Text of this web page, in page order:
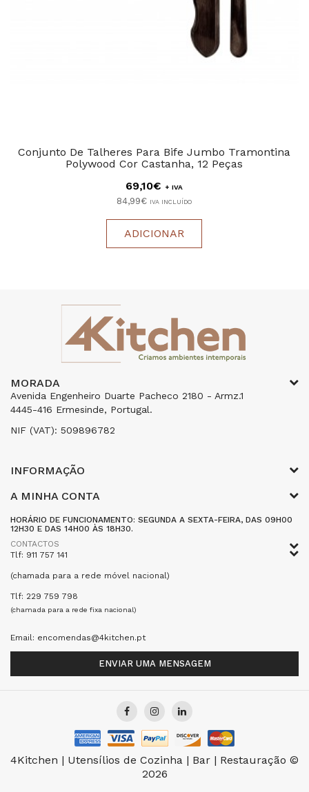
Conjunto De Talheres Para Bife Jumbo Tramontina
Polywood Cor Castanha, 12 Peças
69,10€+ IVA
84,99€ IVA INCLUÍDO
ADICIONAR
MORADA
Avenida Engenheiro Duarte Pacheco 2180 - Armz.1
4445-416 Ermesinde, Portugal.
NIF (VAT): 509896782
INFORMAÇÃO
A MINHA CONTA
HORÁRIO DE FUNCIONAMENTO: SEGUNDA A SEXTA-FEIRA, DAS 09H00
12H30 E DAS 14H00 ÀS 18H30.
CONTACTOS
Tlf: 911 757 141
(chamada para a rede móvel nacional)
Tlf: 229 759 798
(chamada para a rede fixa nacional)
Email: encomendas@4kitchen.pt
ENVIAR UMA MENSAGEM
4Kitchen | Utensílios de Cozinha | Bar | Restauração ©
2026